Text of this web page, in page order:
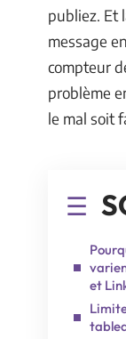
publiez. Et
message
compteur
problème
le mal soit
et